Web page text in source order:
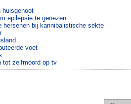
huisgenoot
epilepsie te genezen
hersenen bij kannibalistische sekte
voet
tot zelfmoord op tv